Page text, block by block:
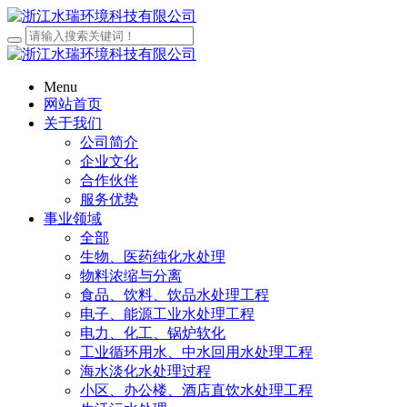
Menu
网站首页
关于我们
公司简介
企业文化
合作伙伴
服务优势
事业领域
全部
生物、医药纯化水处理
物料浓缩与分离
食品、饮料、饮品水处理工程
电子、能源工业水处理工程
电力、化工、锅炉软化
工业循环用水、中水回用水处理工程
海水淡化水处理过程
小区、办公楼、酒店直饮水处理工程